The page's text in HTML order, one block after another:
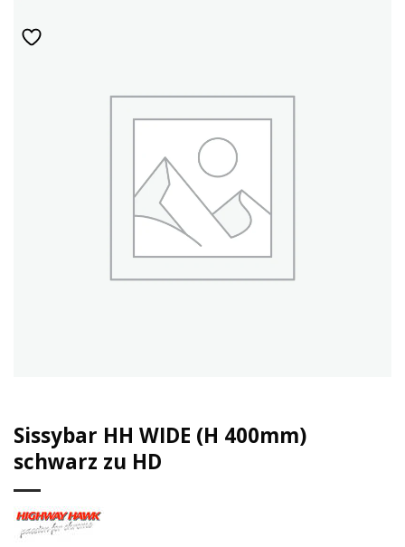
Sissybar HH WIDE (H 400mm)
schwarz zu HD